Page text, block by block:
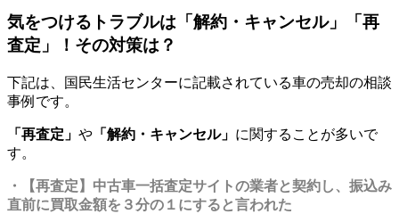
気をつけるトラブルは「解約・キャンセル」「再
査定」！その対策は？
下記は、国民生活センターに記載されている車の売却の相談
事例です。
「再査定」 や 「解約・キャンセル」 に関することが多いで
す。
・【再査定】中古車一括査定サイトの業者と契約し、振込み
直前に買取金額を３分の１にすると言われた